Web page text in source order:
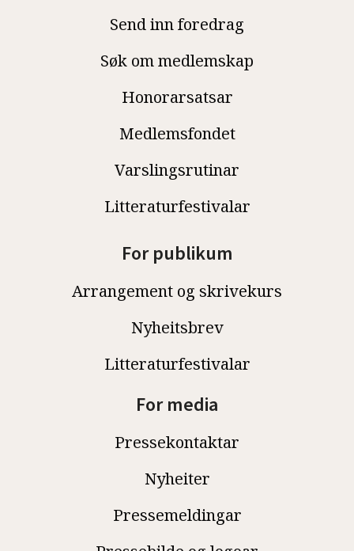
Send inn foredrag
Søk om medlemskap
Honorarsatsar
Medlemsfondet
Varslingsrutinar
Litteraturfestivalar
For publikum
Arrangement og skrivekurs
Nyheitsbrev
Litteraturfestivalar
For media
Pressekontaktar
Nyheiter
Pressemeldingar